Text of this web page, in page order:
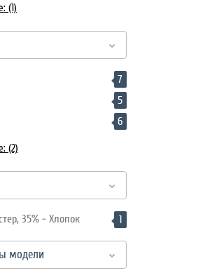
(1)
7
5
6
(2)
35% - Хлопок 1
модели